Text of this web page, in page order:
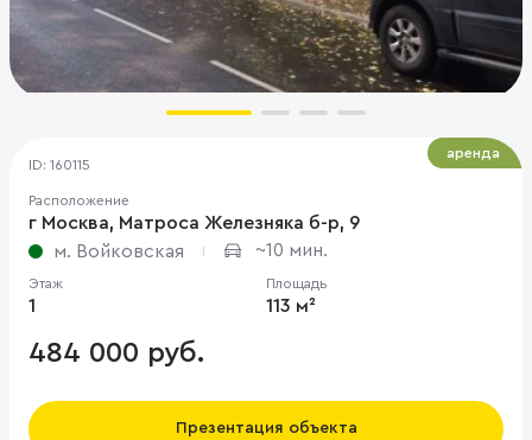
ID: 160115
Расположение
г Москва, Матроса Железняка б-р, 9
м. Войковская
~10 мин.
Этаж
1
Площадь
113 м²
484 000 руб.
Презентация объекта
аренда